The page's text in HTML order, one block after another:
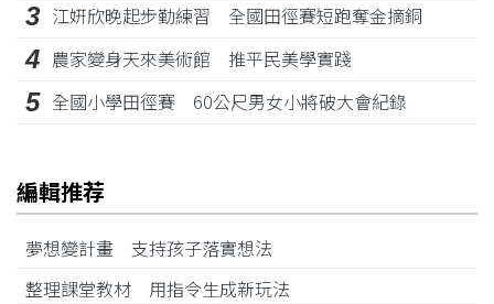
3 江姸欣晚起步勤練習 全國田徑賽短跑奪金摘銅
4 農家變身天來美術館 推平民美學實踐
5 全國小學田徑賽 60公尺男女小將破大會紀錄
編輯推荐
夢想變計畫 支持孩子落實想法
整理課堂教材 用指令生成新玩法